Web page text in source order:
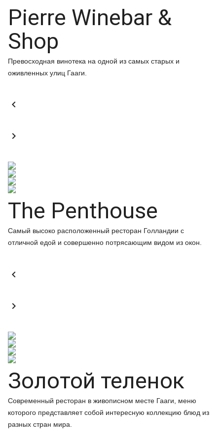
Pierre Winebar &
Shop
Превосходная винотека на одной из самых старых и
оживленных улиц Гааги.


The Penthouse
Самый высоко расположенный ресторан Голландии с
отличной едой и совершенно потрясающим видом из окон.


Золотой теленок
Современный ресторан в живописном месте Гааги, меню
которого представляет собой интересную коллекцию блюд из
разных стран мира.